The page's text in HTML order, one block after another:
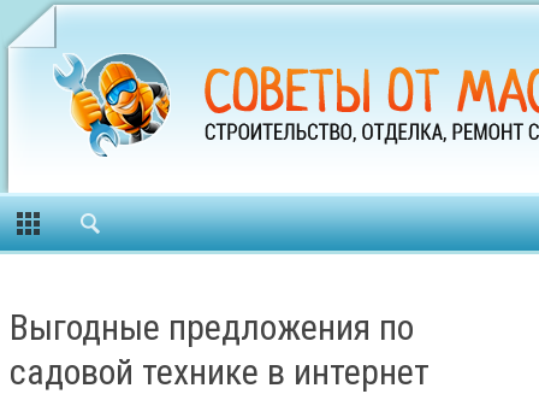
Выгодные предложения по
садовой технике в интернет